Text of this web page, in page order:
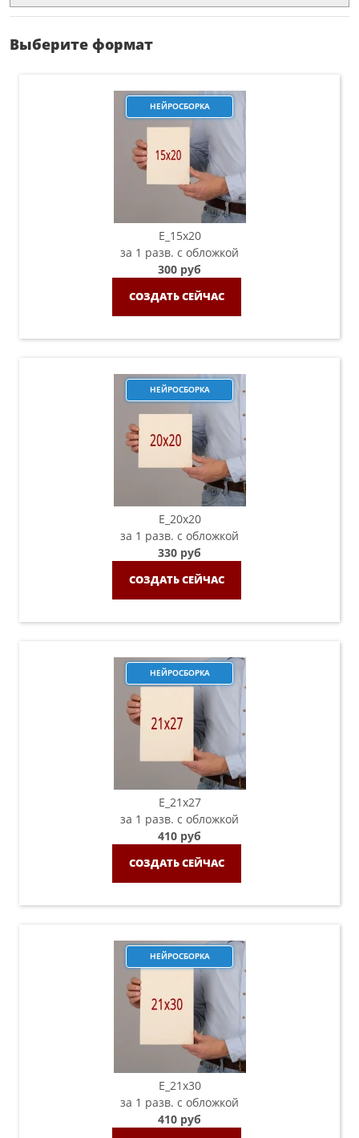
Выберите формат
НЕЙРОСБОРКА
E_15х20
за 1 разв. с обложкой
300 руб
СОЗДАТЬ СЕЙЧАС
НЕЙРОСБОРКА
E_20х20
за 1 разв. с обложкой
330 руб
СОЗДАТЬ СЕЙЧАС
НЕЙРОСБОРКА
E_21х27
за 1 разв. с обложкой
410 руб
СОЗДАТЬ СЕЙЧАС
НЕЙРОСБОРКА
E_21х30
за 1 разв. с обложкой
410 руб